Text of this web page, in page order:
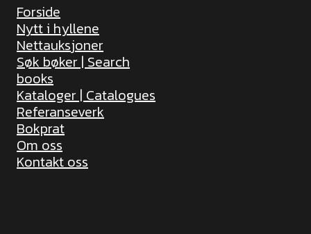
Forside
Nytt i hyllene
Nettauksjoner
Søk bøker | Search
books
Kataloger | Catalogues
Referanseverk
Bokprat
Om oss
Kontakt oss